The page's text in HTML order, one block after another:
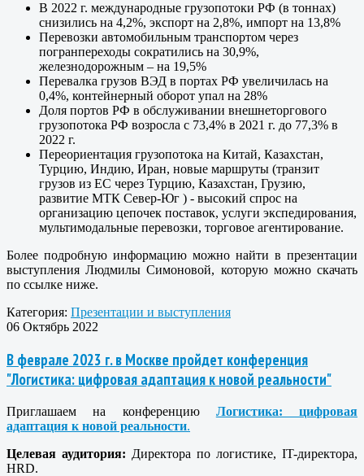
В 2022 г. международные грузопотоки РФ (в тоннах)
снизились на 4,2%, экспорт на 2,8%, импорт на 13,8%
Перевозки автомобильным транспортом через
погранпереходы сократились на 30,9%,
железнодорожным – на 19,5%
Перевалка грузов ВЭД в портах РФ увеличилась на
0,4%, контейнерный оборот упал на 28%
Доля портов РФ в обслуживании внешнеторгового
грузопотока РФ возросла с 73,4% в 2021 г. до 77,3% в
2022 г.
Переориентация грузопотока на Китай, Казахстан,
Турцию, Индию, Иран, новые маршруты (транзит
грузов из ЕС через Турцию, Казахстан, Грузию,
развитие МТК Север-Юг ) - высокий спрос на
организацию цепочек поставок, услуги экспедирования,
мультимодальные перевозки, торговое агентирование.
Более подробную информацию можно найти в презентации
выступления Людмилы Симоновой, которую можно скачать
по ссылке ниже.
Категория: Презентации и выступления
06 Октябрь 2022
В феврале 2023 г. в Москве пройдет конференция
"Логистика: цифровая адаптация к новой реальности"
Приглашаем на конференцию Логистика: цифровая
адаптация к новой реальности.
Целевая аудитория: Директора по логистике, IT-директора,
HRD.